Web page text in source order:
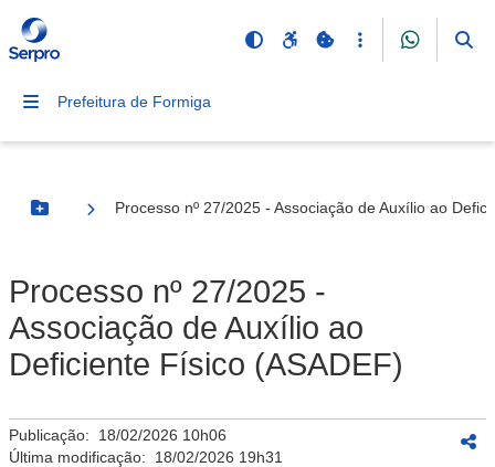
Prefeitura de Formiga
Botão Menu
Processo nº 27/2025 - Associação de Auxílio ao
Processo nº 27/2025 -
Associação de Auxílio ao
Deficiente Físico (ASADEF)
Publicação: 18/02/2026 10h06
Última modificação: 18/02/2026 19h31